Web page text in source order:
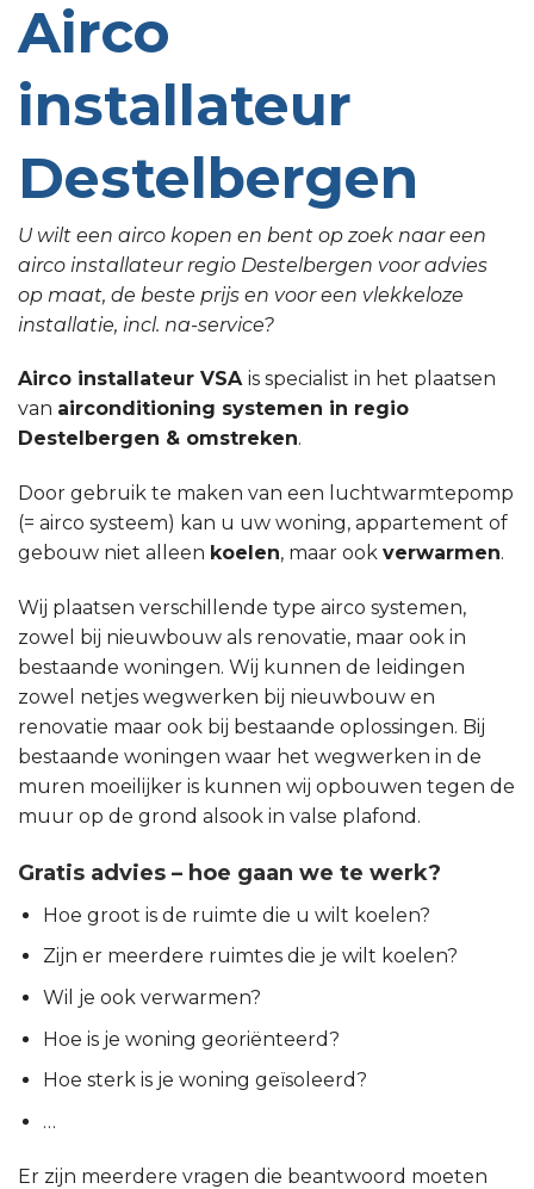
Airco
installateur
Destelbergen
U wilt een airco kopen en bent op zoek naar een
airco installateur regio Destelbergen voor advies
op maat, de beste prijs en voor een vlekkeloze
installatie, incl. na-service?
Airco installateur VSA is specialist in het plaatsen
van airconditioning systemen in regio
Destelbergen & omstreken.
Door gebruik te maken van een luchtwarmtepomp
(= airco systeem) kan u uw woning, appartement of
gebouw niet alleen koelen, maar ook verwarmen.
Wij plaatsen verschillende type airco systemen,
zowel bij nieuwbouw als renovatie, maar ook in
bestaande woningen. Wij kunnen de leidingen
zowel netjes wegwerken bij nieuwbouw en
renovatie maar ook bij bestaande oplossingen. Bij
bestaande woningen waar het wegwerken in de
muren moeilijker is kunnen wij opbouwen tegen de
muur op de grond alsook in valse plafond.
Gratis advies – hoe gaan we te werk?
Hoe groot is de ruimte die u wilt koelen?
Zijn er meerdere ruimtes die je wilt koelen?
Wil je ook verwarmen?
Hoe is je woning georiënteerd?
Hoe sterk is je woning geïsoleerd?
…
Er zijn meerdere vragen die beantwoord moeten